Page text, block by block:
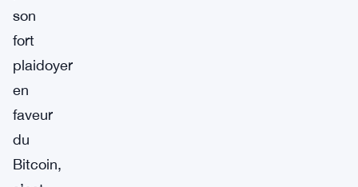
son
fort
plaidoyer
en
faveur
du
Bitcoin,